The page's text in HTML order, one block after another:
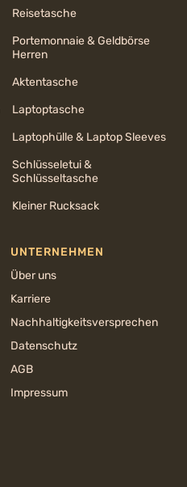
Reisetasche
Portemonnaie & Geldbörse
Herren
Aktentasche
Laptoptasche
Laptophülle & Laptop Sleeves
Schlüsseletui &
Schlüsseltasche
Kleiner Rucksack
UNTERNEHMEN
Über uns
Karriere
Nachhaltigkeits­versprechen
Datenschutz
AGB
Impressum